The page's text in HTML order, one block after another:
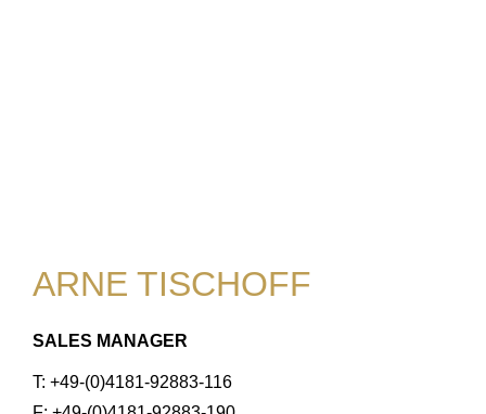
ARNE TISCHOFF
SALES MANAGER
T: +49-(0)4181-92883-116